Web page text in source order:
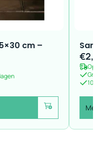
cm –
Voeg toe
€
Op